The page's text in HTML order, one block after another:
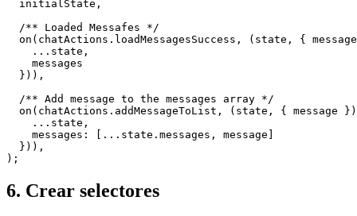
  initialState,
  /** Loaded Messafes */
on(chatActions.loadMessagesSuccess, (state, {
    ...state,
    messages
  })),
  /** Add message to the messages array */
on(chatActions.addMessageToList, (state, { message
    ...state,
    messages: [...state.messages, message]
  })),
6. Crear selectores